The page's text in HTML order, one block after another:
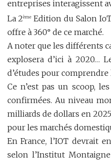
entreprises interagissent
La 2ème Edition du Salon
offre à 360° de ce marché.
A noter que les différents
explosera d’ici à 2020…
d’études pour
Ce n’est pas un scoop,
confirmées. Au niveau
milliards de dollars en
pour les marchés
En France, l’IOT devrait
selon l’Institut